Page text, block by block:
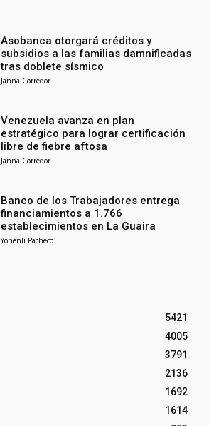
Asobanca otorgará créditos y
subsidios a las familias damnificadas
tras doblete sísmico
Janna Corredor
Venezuela avanza en plan
estratégico para lograr certificación
libre de fiebre aftosa
Janna Corredor
Banco de los Trabajadores entrega
financiamientos a 1.766
establecimientos en La Guaira
Yohenli Pacheco
5421
4005
3791
2136
1692
1614